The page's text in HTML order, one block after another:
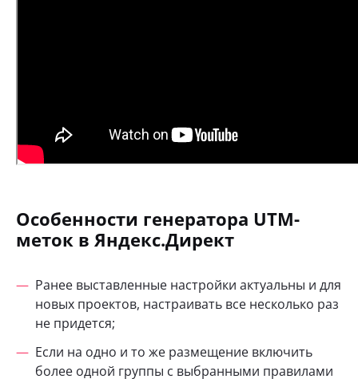
Особенности генератора UTM-
меток в Яндекс.Директ
Ранее выставленные настройки актуальны и для
новых проектов, настраивать все несколько раз
не придется;
Если на одно и то же размещение включить
более одной группы с выбранными правилами